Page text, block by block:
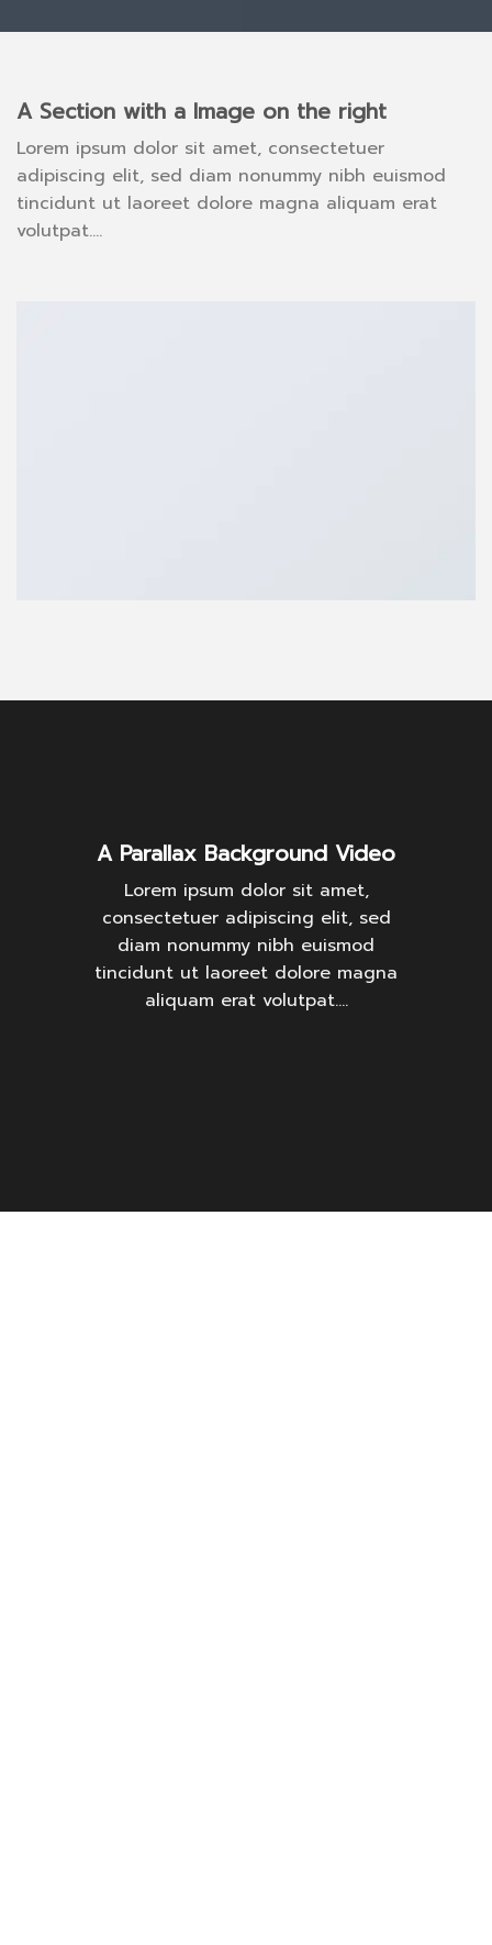
A Section with a Image on the right
Lorem ipsum dolor sit amet, consectetuer
adipiscing elit, sed diam nonummy nibh euismod
tincidunt ut laoreet dolore magna aliquam erat
volutpat….
A Parallax Background Video
Lorem ipsum dolor sit amet,
consectetuer adipiscing elit, sed
diam nonummy nibh euismod
tincidunt ut laoreet dolore magna
aliquam erat volutpat….